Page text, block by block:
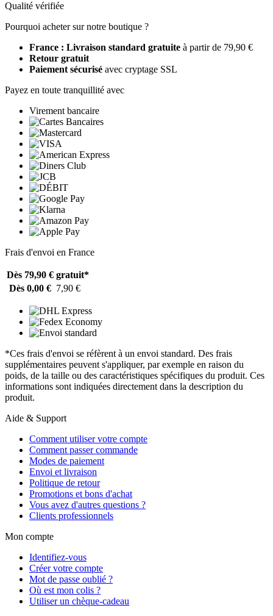
Qualité vérifiée
Pourquoi acheter sur notre boutique ?
France : Livraison standard gratuite à partir de 79,90 €
Retour gratuit
Paiement sécurisé avec cryptage SSL
Payez en toute tranquillité avec
Virement bancaire
Frais d'envoi en France
Dès 79,90 € gratuit*
Dès 0,00 € 7,90 €
*Ces frais d'envoi se réfèrent à un envoi standard. Des frais
supplémentaires peuvent s'appliquer, par exemple en raison du
poids, de la taille ou des caractéristiques spécifiques du produit. Ces
informations sont indiquées directement dans la description du
produit.
Aide & Support
Comment utiliser votre compte
Comment passer commande
Modes de paiement
Envoi et livraison
Politique de retour
Promotions et bons d'achat
Vous avez d'autres questions ?
Clients professionnels
Mon compte
Identifiez-vous
Créer votre compte
Mot de passe oublié ?
Où est mon colis ?
Utiliser un chèque-cadeau